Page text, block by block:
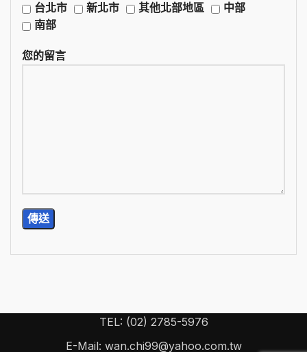
台北市
新北市 其他北部地區
中部
南部
您的留言
TEL: (02) 2785-5976
E-Mail: wan.chi99@yahoo.com.tw